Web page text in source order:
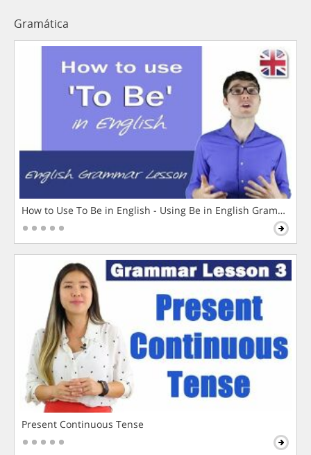
Gramática
How to Use To Be in English - Using Be in English Grammar
Present Continuous Tense